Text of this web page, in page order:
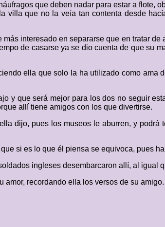
que deben nadar para estar a flote,
villa que no la veía tan contenta desde
interesado en separarse que en tratar de
de casarse ya se dio cuenta de que su
ella que solo la ha utilizado como ama
y que será mejor para los dos no seguir
allí tiene amigos con los que divertirse.
dijo, pues los museos le aburren, y podrá
si es lo que él piensa se equivoca, pues
ingleses desembarcaron allí, al igual
amor, recordando ella los versos de su amigo.